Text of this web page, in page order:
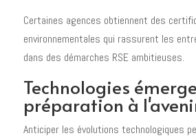
Certaines agences obtiennent des
environnementales qui rassurent les
dans des démarches RSE ambitieuses.
Technologies
préparation à
Anticiper les évolutions technologiques